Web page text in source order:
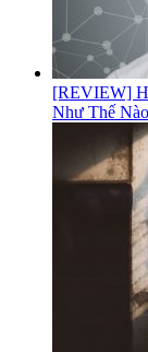
[REVIEW]
Như Thế